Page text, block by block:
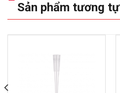
Sản phẩm tương tự